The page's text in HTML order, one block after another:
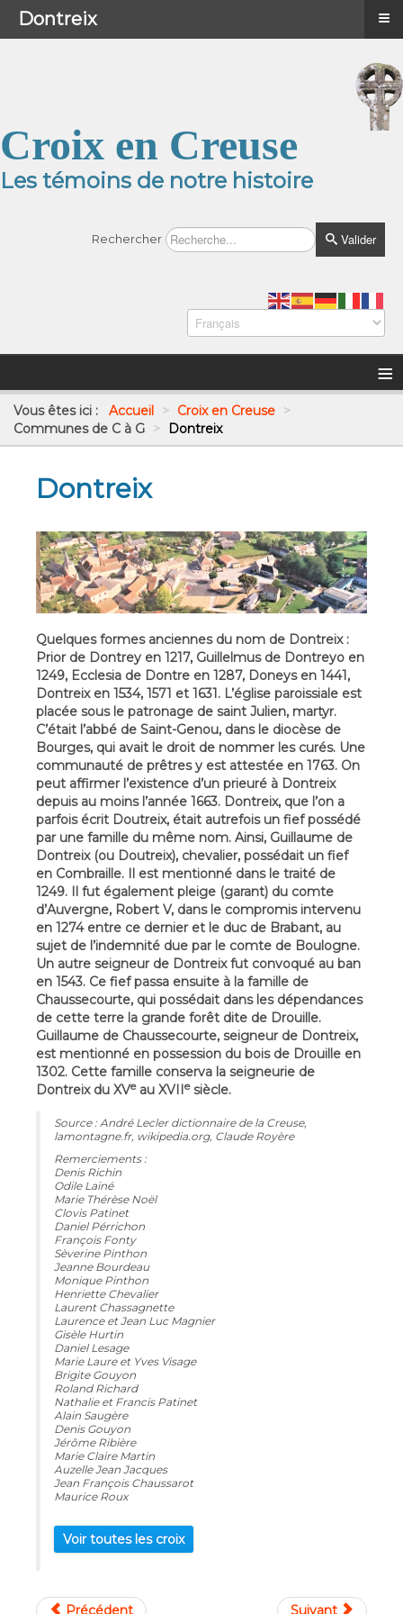
Croix en Creuse
Les témoins de notre histoire
Rechercher Valider
≡
Vous êtes ici : Accueil > Croix en Creuse >
Communes de C à G > Dontreix
Dontreix
Quelques formes anciennes du nom de Dontreix :
Prior de Dontrey en 1217, Guillelmus de Dontreyo en
1249, Ecclesia de Dontre en 1287, Doneys en 1441,
Dontreix en 1534, 1571 et 1631. L’église paroissiale est
placée sous le patronage de saint Julien, martyr.
C’était l’abbé de Saint-Genou, dans le diocèse de
Bourges, qui avait le droit de nommer les curés. Une
communauté de prêtres y est attestée en 1763. On
peut affirmer l’existence d’un prieuré à Dontreix
depuis au moins l’année 1663. Dontreix, que l’on a
parfois écrit Doutreix, était autrefois un fief possédé
par une famille du même nom. Ainsi, Guillaume de
Dontreix (ou Doutreix), chevalier, possédait un fief
en Combraille. Il est mentionné dans le traité de
1249. Il fut également pleige (garant) du comte
d’Auvergne, Robert V, dans le compromis intervenu
en 1274 entre ce dernier et le duc de Brabant, au
sujet de l’indemnité due par le comte de Boulogne.
Un autre seigneur de Dontreix fut convoqué au ban
en 1543. Ce fief passa ensuite à la famille de
Chaussecourte, qui possédait dans les dépendances
de cette terre la grande forêt dite de Drouille.
Guillaume de Chaussecourte, seigneur de Dontreix,
est mentionné en possession du bois de Drouille en
1302. Cette famille conserva la seigneurie de
Dontreix du XVeau XVII esiècle.
Source : André Lecler dictionnaire de la Creuse,
lamontagne.fr, wikipedia.org, Claude Royère
Remerciements :
Denis Richin
Odile Lainé
Marie Thérèse Noël
Clovis Patinet
Daniel Pérrichon
François Fonty
Sèverine Pinthon
Jeanne Bourdeau
Monique Pinthon
Henriette Chevalier
Laurent Chassagnette
Laurence et Jean Luc Magnier
Gisèle Hurtin
Daniel Lesage
Marie Laure et Yves Visage
Brigite Gouyon
Roland Richard
Nathalie et Francis Patinet
Alain Saugère
Denis Gouyon
Jérôme Ribière
Marie Claire Martin
Auzelle Jean Jacques
Jean François Chaussarot
Maurice Roux
Voir toutes les croix
Précédent Suivant
Menu ≡
Dontreix ≡